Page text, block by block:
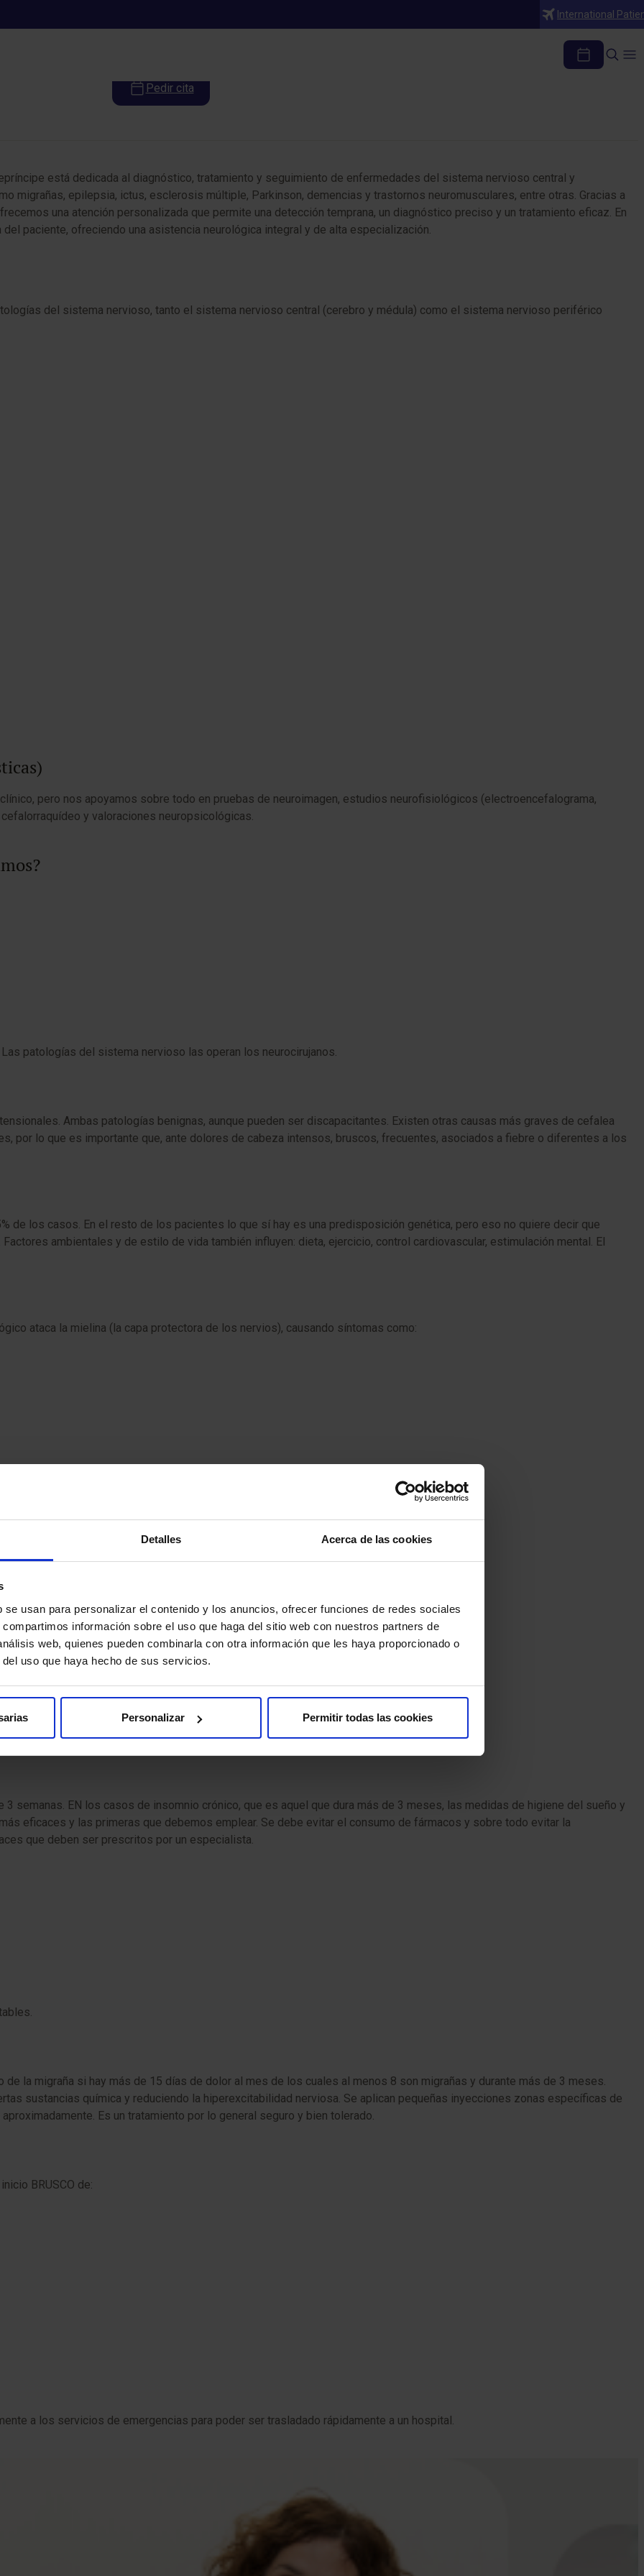
Detalles Acerca de las cookies
usan para personalizar el contenido y los anuncios, ofrecer funciones de redes sociales
información sobre el uso que haga del sitio web con nuestros partners de
web, quienes pueden combinarla con otra información que les haya proporcionado o
uso que haya hecho de sus servicios.
Personalizar Permitir todas las cookies
International
Neurología
Pedir cita
está dedicada al diagnóstico, tratamiento y seguimiento de enfermedades del sistema nervioso central y
migrañas, epilepsia, ictus, esclerosis múltiple, Parkinson, demencias y trastornos neuromusculares, entre otras. Gracias a
una atención personalizada que permite una detección temprana, un diagnóstico preciso y un tratamiento eficaz. En
paciente, ofreciendo una asistencia neurológica integral y de alta especialización.
del sistema nervioso, tanto el sistema nervioso central (cerebro y médula) como el sistema nervioso periférico
pero nos apoyamos sobre todo en pruebas de neuroimagen, estudios neurofisiológicos (electroencefalograma,
y valoraciones neuropsicológicas.
patologías del sistema nervioso las operan los neurocirujanos.
Ambas patologías benignas, aunque pueden ser discapacitantes. Existen otras causas más graves de cefalea
por lo que es importante que, ante dolores de cabeza intensos, bruscos, frecuentes, asociados a fiebre o diferentes a los
de los casos. En el resto de los pacientes lo que sí hay es una predisposición genética, pero eso no quiere decir que
ambientales y de estilo de vida también influyen: dieta, ejercicio, control cardiovascular, estimulación mental. El
ataca la mielina (la capa protectora de los nervios), causando síntomas como:
los brotes y retrasar la progresión.
continuo.
semanas. EN los casos de insomnio crónico, que es aquel que dura más de 3 meses, las medidas de higiene del sueño y
eficaces y las primeras que debemos emplear. Se debe evitar el consumo de fármacos y sobre todo evitar la
que deben ser prescritos por un especialista.
la migraña si hay más de 15 días de dolor al mes de los cuales al menos 8 son migrañas y durante más de 3 meses.
sustancias química y reduciendo la hiperexcitabilidad nerviosa. Se aplican pequeñas inyecciones zonas específicas de
Es un tratamiento por lo general seguro y bien tolerado.
BRUSCO de:
a los servicios de emergencias para poder ser trasladado rápidamente a un hospital.